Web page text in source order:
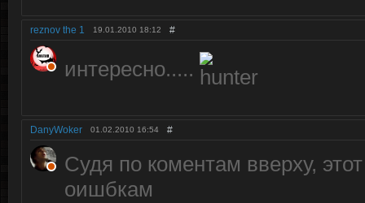
reznov the 1 19.01.2010 18:12 #
интересно.....
DanyWoker 01.02.2010 16:54 #
Судя по коментам вверху,
оишбкам